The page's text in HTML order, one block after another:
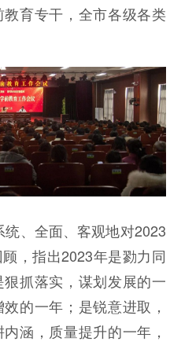
育专干，全市各级各类
统、全面、客观地对2023
，指出2023年是勠力同
抓落实，谋划发展的一
的一年；是锐意进取，
涵，质量提升的一年，